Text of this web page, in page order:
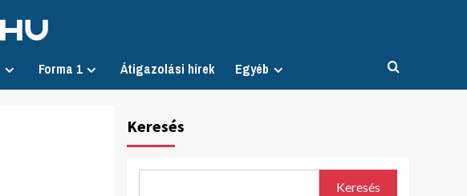
Forma 1 Átigazolási hírek Egyéb
Keresés
Keresés